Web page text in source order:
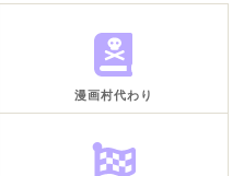
漫画村代わり